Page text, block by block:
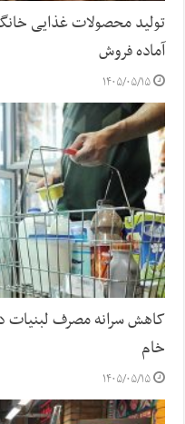
تولید محصولات غذایی
آماده فروش
۱۴۰۵/۰۵/۱۵
کاهش سرانه مصرف لبنیات
خام
۱۴۰۵/۰۵/۱۵